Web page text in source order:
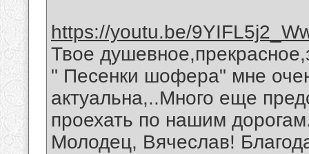
https://youtu.be/
Твое
" Песенки шофера" мне
актуальна,..Много еще
проехать по нашим
Молодец, Вячеслав!